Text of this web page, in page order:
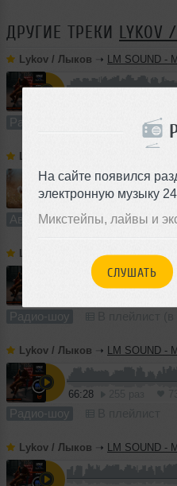
На сайте появился
электронную музыку
Микстейпы, лайвы и
СЛУШАТЬ
ДРУГИЕ ТРЕКИ
Lykov / Лыков ➝ LM SOUND -
Радио-шоу В плейлист (в
Lykov / Лыков
5:28 910 раз
Авторский трек В
Lykov / Лыков ➝LM SOUND -
Радио-шоу
Lykov / Лыков ➝ LM SOUND -
66:28
Радио-шоу
Lykov / Лыков ➝ LM SOUND -